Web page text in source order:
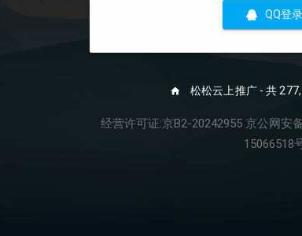
QQ登录
松松云上推广 - 共
经营许可证:京B2-20242955 京公网安
15066518